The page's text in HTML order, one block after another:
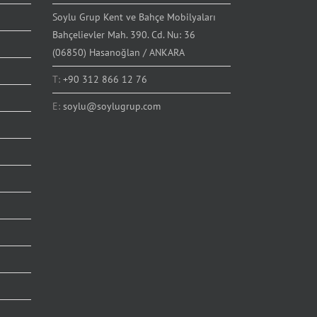
Soylu Grup Kent ve Bahçe Mobilyaları
Bahçelievler Mah. 390. Cd. Nu: 36
(06850) Hasanoğlan / ANKARA
T: +90 312 866 12 76
E: soylu@soylugrup.com